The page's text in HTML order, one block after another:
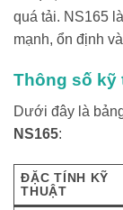
quá tải. NS165
mạnh, ổn định
Thông số kỹ
Dưới đây là
NS165:
ĐẶC TÍNH KỸ
THUẬT